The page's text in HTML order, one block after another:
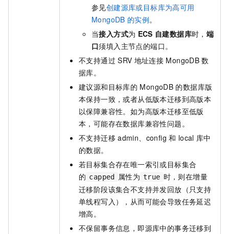
参见创建源库或目标库为高可用
MongoDB 的实例。
当接入方式为 ECS 自建数据库时， 端
口须填入主节点的端口。
不支持通过 SRV 地址连接 MongoDB 数
据库。
建议源和目标库的 MongoDB 的数据库版
本保持一致，或者从低版本迁移到高版本
以保障兼容性。如为高版本迁移至低版
本，可能存在数据库兼容性问题。
不支持迁移 admin、config 和 local 库中
的数据。
若目标集合存在唯一索引或目标集合
的 capped 属性为 true 时，则在增量
迁移阶段该集合不支持并发回放（只支持
单线程写入），从而可能会导致任务延迟
增高。
不保留事务信息，即源库中的事务迁移到